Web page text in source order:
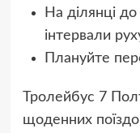
На ділянці
інтервали
Плануйте
Тролейбус 7
щоденних